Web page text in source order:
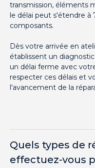
transmission, éléments
le délai peut s'étendre à
composants.
Dès votre arrivée en
établissent un
un délai ferme avec
respecter ces délais et
l'avancement de la
Quels types de
effectuez-vous